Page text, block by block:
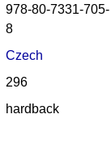
978-80-7331-705-
8
Czech
296
hardback